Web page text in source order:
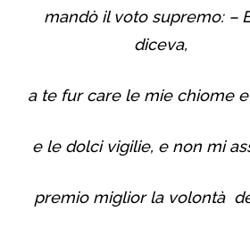
mandò il voto supremo: –
diceva,
a te fur care le mie chiome
e le dolci vigilie, e non mi
premio miglior la volontà